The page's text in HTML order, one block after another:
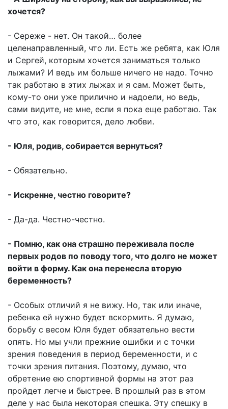
хочется?
- Сереже - нет. Он такой… более
целенаправленный, что ли. Есть же ребята, как Юля
и Сергей, которым хочется заниматься только
лыжами? И ведь им больше ничего не надо. Точно
так работаю в этих лыжах и я сам. Может быть,
кому-то они уже прилично и надоели, но ведь,
сами видите, не мне, если я пока еще работаю. Так
что это, как говорится, дело любви.
- Юля, родив, собирается вернуться?
- Обязательно.
- Искренне, честно говорите?
- Да-да. Честно-честно.
- Помню, как она страшно переживала после
первых родов по поводу того, что долго не может
войти в форму. Как она перенесла вторую
беременность?
- Особых отличий я не вижу. Но, так или иначе,
ребенка ей нужно будет вскормить. Я думаю,
борьбу с весом Юля будет обязательно вести
опять. Но мы учли прежние ошибки и с точки
зрения поведения в период беременности, и с
точки зрения питания. Поэтому, думаю, что
обретение ею спортивной формы на этот раз
пройдет легче и быстрее. В прошлый раз в этом
деле у нас была некоторая спешка. Эту спешку в